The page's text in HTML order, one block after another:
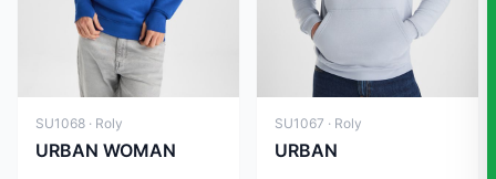
SU1068 · Roly
URBAN WOMAN
SU1067 · Roly
URBAN